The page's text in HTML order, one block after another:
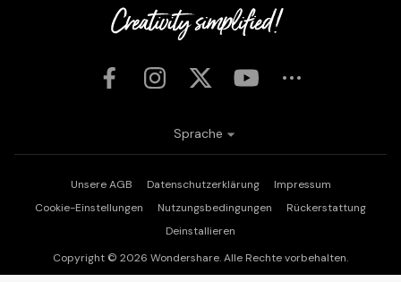
Unsere AGB Datenschutzerklärung
Impressum
Cookie-Einstellungen
Nutzungsbedingungen
Rückerstattung
Deinstallieren
Copyright © 2026 Wondershare. Alle Rechte vorbehalten.
Sprache